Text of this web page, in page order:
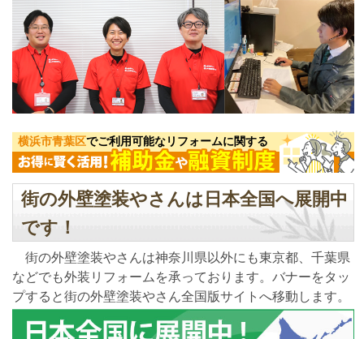
横浜市青葉区でご利用可能なリフォームに関する
街の外壁塗装やさんは日本全国へ展開中
です！
街の外壁塗装やさんは神奈川県以外にも東京都、千葉県
などでも外装リフォームを承っております。バナーをタッ
プすると街の外壁塗装やさん全国版サイトへ移動します。